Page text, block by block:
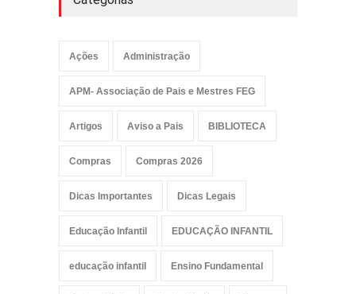
Ações Administração
APM- Associação de Pais e Mestres FEG
Artigos Aviso a Pais BIBLIOTECA
Compras Compras 2026
Dicas Importantes Dicas Legais
Educação Infantil EDUCAÇÃO INFANTIL
educação infantil Ensino Fundamental